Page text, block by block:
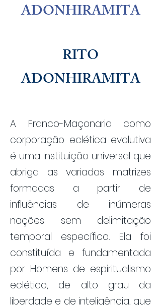
Praça da Sé, São Paulo - CEP01001-001
ADONHIRAMITA
RITO
ADONHIRAMITA
A Franco-Maçonaria como
corporação eclética evolutiva
é uma instituição universal que
abriga as variadas matrizes
formadas a partir de
influências de inúmeras
nações sem delimitação
temporal específica. Ela foi
constituída e fundamentada
por Homens de espiritualismo
eclético, de alto grau da
liberdade e de inteligência, que